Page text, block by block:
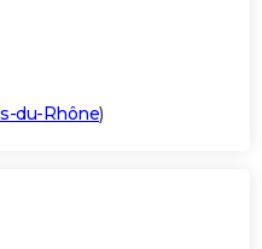
du-Rhône)